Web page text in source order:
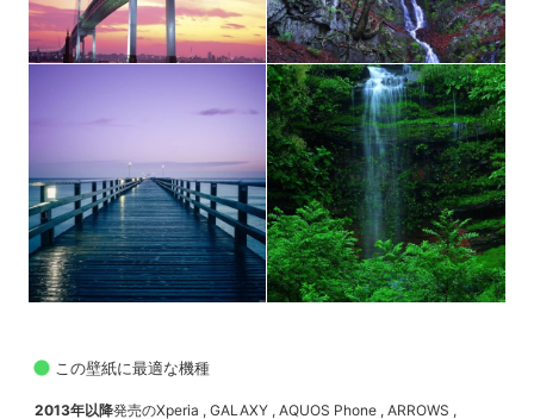
この壁紙に最適な機種
2013年以降発売のXperia , GALAXY , AQUOS Phone , ARROWS ,